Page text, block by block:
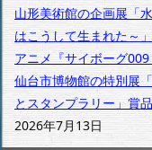
山形美術館の企画展「
はこうして生まれた～
アニメ『サイボーグ
仙台市博物館の特別展
とスタンプラリー」賞
2026年7月13日